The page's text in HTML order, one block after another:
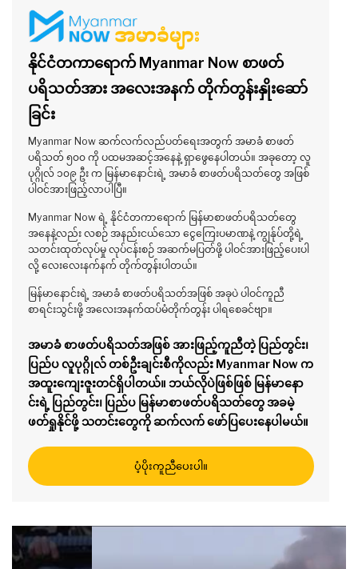
နိုင်ငံတကာရောက် Myanmar Now စာဖတ်
ပရိသတ်အား အလေးအနက် တိုက်တွန်းနှိုးဆော်
ခြင်း
Myanmar Now ဆက်လက်လည်ပတ်ရေးအတွက် အမာခံ စာဖတ်
ပရိသတ် ၅၀၀ ကို ပထမအဆင့်အနေနဲ့ ရှာဖွေနေပါတယ်။ အခုတော့ လူ
ပုဂ္ဂိုလ် ၁၀၉ ဦး က မြန်မာနောင်းရဲ့ အမာခံ စာဖတ်ပရိသတ်တွေ အဖြစ်
ပါဝင်အားဖြည့်လာပါပြီ။
Myanmar Now ရဲ့ နိုင်ငံတကာရောက် မြန်မာစာဖတ်ပရိသတ်တွေ
အနေနဲ့လည်း လစဉ် အနည်းငယ်သော ငွေကြေးပမာဏနဲ့ ကျွန်ုပ်တို့ရဲ့
သတင်းထုတ်လုပ်မှု လုပ်ငန်းစဉ် အဆက်မပြတ်ဖို့ ပါဝင်အားဖြည့်ပေးပါ
လို့ လေးလေးနက်နက် တိုက်တွန်းပါတယ်။
မြန်မာနောင်းရဲ့ အမာခံ စာဖတ်ပရိသတ်အဖြစ် အခုပဲ ပါဝင်ကူညီ
စာရင်းသွင်းဖို့ အလေးအနက်ထပ်မံတိုက်တွန်း ပါရစေခင်ဗျာ။
အမာခံ စာဖတ်ပရိသတ်အဖြစ် အားဖြည့်ကူညီတဲ့ ပြည်တွင်း၊
ပြည်ပ လူပုဂ္ဂိုလ် တစ်ဦးချင်းစီကိုလည်း Myanmar Now က
အထူးကျေးဇူးတင်ရှိပါတယ်။ ဘယ်လိုပဲဖြစ်ဖြစ် မြန်မာနော
င်းရဲ့ ပြည်တွင်း၊ ပြည်ပ မြန်မာစာဖတ်ပရိသတ်တွေ အခမဲ့
ဖတ်ရှုနိုင်ဖို့ သတင်းတွေကို ဆက်လက် ဖော်ပြပေးနေပါမယ်။
ပံ့ပိုးကူညီပေးပါ။